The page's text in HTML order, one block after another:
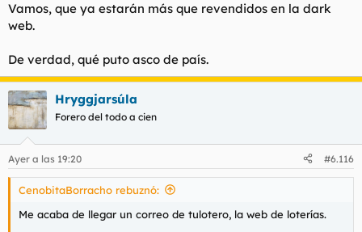
Vamos, que ya estarán más que revendidos en la dark
web.
De verdad, qué puto asco de país.
Hryggjarsúla
Forero del todo a cien
Ayer a las 19:20 #6.116
CenobitaBorracho rebuznó:
Me acaba de llegar un correo de tulotero, la web de loterías.